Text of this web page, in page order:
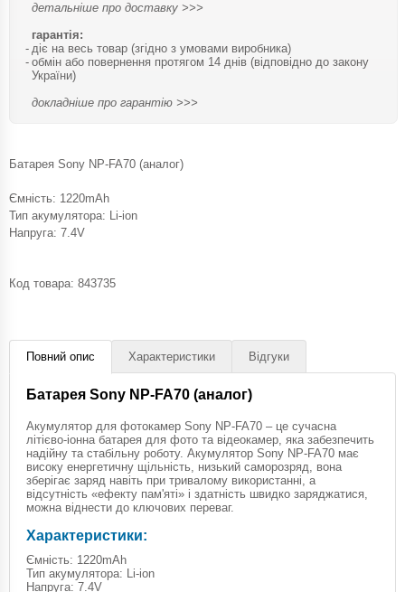
детальніше про доставку >>>
гарантія:
діє на весь товар (згідно з умовами виробника)
обмін або повернення протягом 14 днів (відповідно до закону
України)
докладніше про гарантію >>>
Батарея Sony NP-FA70 (аналог)
Ємність: 1220mAh
Тип акумулятора: Li-ion
Напруга: 7.4V
Код товара: 843735
Повний опис Характеристики Відгуки
Батарея Sony NP-FA70 (аналог)
Акумулятор для фотокамер Sony NP-FA70 – це сучасна
літієво-іонна батарея для фото та відеокамер, яка забезпечить
надійну та стабільну роботу. Акумулятор Sony NP-FA70 має
високу енергетичну щільність, низький саморозряд, вона
зберігає заряд навіть при тривалому використанні, а
відсутність «ефекту пам'яті» і здатність швидко заряджатися,
можна віднести до ключових переваг.
Характеристики:
Ємність: 1220mAh
Тип акумулятора: Li-ion
Напруга: 7.4V